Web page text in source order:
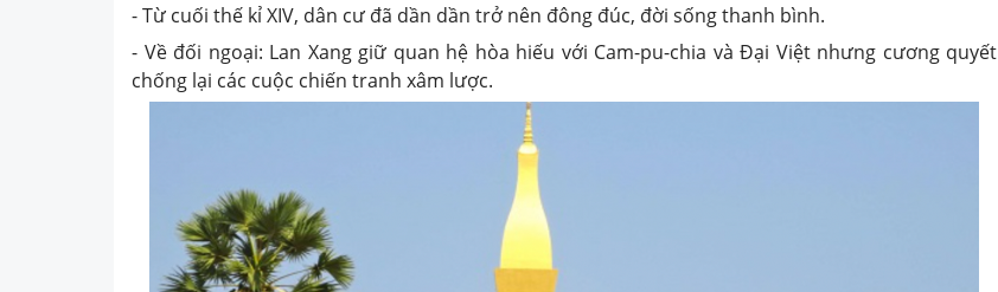
- Từ cuối thế kỉ XIV, dân cư đã dần dần trở nên đông đúc, đời sống thanh bình.
- Về đối ngoại: Lan Xang giữ quan hệ hòa hiếu với Cam-pu-chia và Đại Việt nhưng cương quyết
chống lại các cuộc chiến tranh xâm lược.